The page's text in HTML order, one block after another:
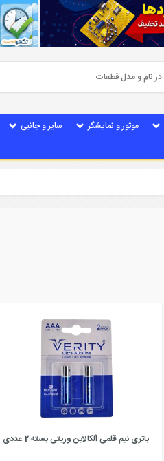
موتور و نمایشگر سایر و جانبی
باتری نیم قلمی آلکالاین وریتی بسته 2 عددی